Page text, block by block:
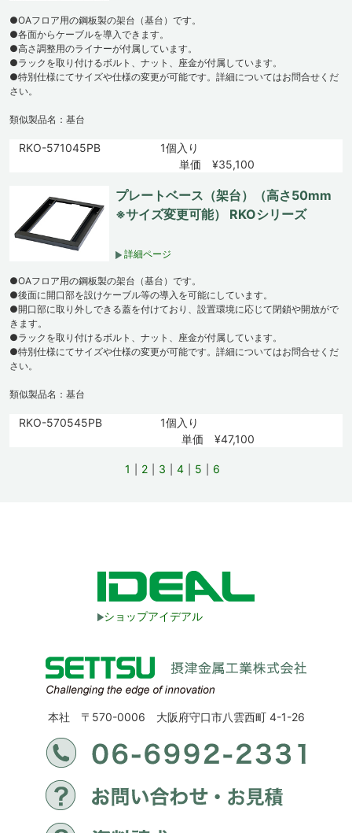
●OAフロア用の鋼板製の架台（基台）です。
●各面からケーブルを導入できます。
●高さ調整用のライナーが付属しています。
●ラックを取り付けるボルト、ナット、座金が付属しています。
●特別仕様にてサイズや仕様の変更が可能です。詳細についてはお問合せくだ
さい。
類似製品名：基台
RKO-571045PB
1個入り
単価 ¥35,100
プレートベース（架台）（高さ50mm
※サイズ変更可能） RKOシリーズ
詳細ページ
●OAフロア用の鋼板製の架台（基台）です。
●後面に開口部を設けケーブル等の導入を可能にしています。
●開口部に取り外しできる蓋を付けており、設置環境に応じて閉鎖や開放がで
きます。
●ラックを取り付けるボルト、ナット、座金が付属しています。
●特別仕様にてサイズや仕様の変更が可能です。詳細についてはお問合せくだ
さい。
類似製品名：基台
RKO-570545PB
1個入り
単価 ¥47,100
1 2 3 4 5 6
ショップアイデアル
本社 〒570-0006 大阪府守口市八雲西町 4-1-26